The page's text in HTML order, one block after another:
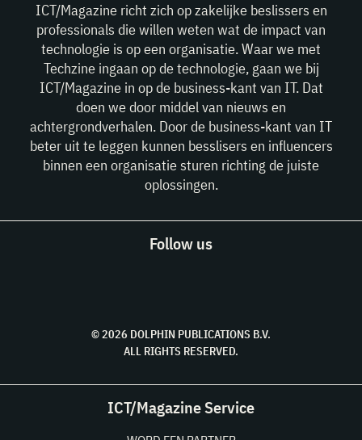
ICT/Magazine richt zich op zakelijke beslissers en
professionals die willen weten wat de impact van
technologie is op een organisatie. Waar we met
Techzine ingaan op de technologie, gaan we bij
ICT/Magazine in op de business-kant van IT. Dat
doen we door middel van nieuws en
achtergrondverhalen. Door de business-kant van IT
beter uit te leggen kunnen besslisers en influencers
binnen een organisatie sturen richting de juiste
oplossingen.
Follow us
© 2026 DOLPHIN PUBLICATIONS B.V.
ALL RIGHTS RESERVED.
ICT/Magazine Service